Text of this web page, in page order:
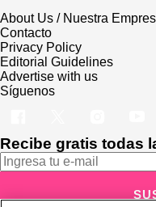
About Us / Nuestra
Contacto
Privacy Policy
Editorial Guidelines
Advertise with us
Síguenos
Recibe gratis todas